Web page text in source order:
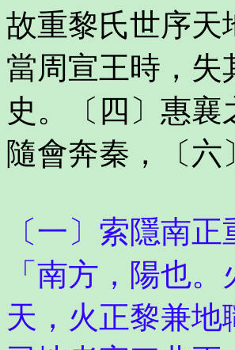
故重黎氏世序天
當周宣王時，失
史。〔四〕惠
隨會奔秦，〔
〔一〕索隱南
「南方，陽也
天，火正黎兼